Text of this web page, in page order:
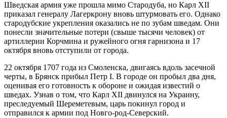
Шведская армия уже прошла мимо Стародуба, но Карл XII
приказал генералу Лагеркрону вновь штурмовать его. Однако
стародубские укре­пления оказались не по зубам шведам. Они
понесли значительные потери (свыше тысячи человек) от
артиллерии Корчмина и ружейного огня гар­низона и 17
октября вновь отступили от города.
22 октября 1707 года из Смоленска, двигаясь вдоль засечной
чер­ты, в Брянск прибыл Петр I. В городе он пробыл два дня,
оценивая его готовность к обороне и ожидая известий о
шведах. Узнав о том, что Карл XII двинулся на Украину,
преследуе­мый Шереметевым, царь покинул го­род и
отправился к армии под Новго-род-Северский.